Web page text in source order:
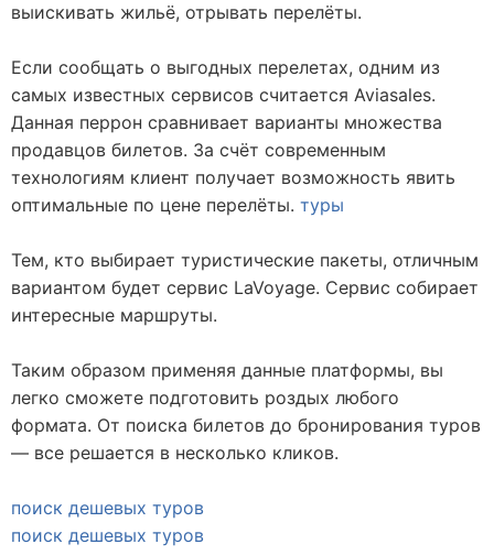
выискивать жильё, отрывать перелёты.
Если сообщать о выгодных перелетах, одним из
самых известных сервисов считается Aviasales.
Данная перрон сравнивает варианты множества
продавцов билетов. За счёт современным
технологиям клиент получает возможность явить
оптимальные по цене перелёты. туры
Тем, кто выбирает туристические пакеты, отличным
вариантом будет сервис LaVoyage. Сервис собирает
интересные маршруты.
Таким образом применяя данные платформы, вы
легко сможете подготовить роздых любого
формата. От поиска билетов до бронирования туров
— все решается в несколько кликов.
поиск дешевых туров
поиск дешевых туров